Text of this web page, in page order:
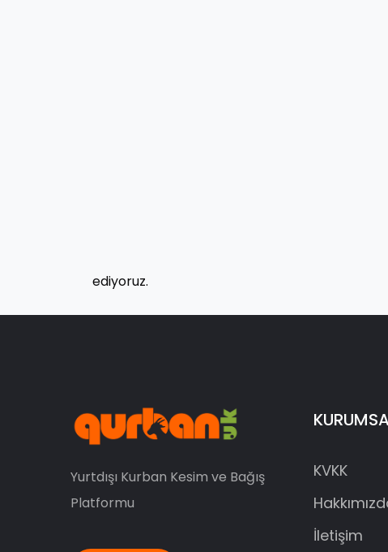
ediyoruz.
Yurtdışı Kurban Kesim ve Bağış
Platformu
KVKK
İletişim